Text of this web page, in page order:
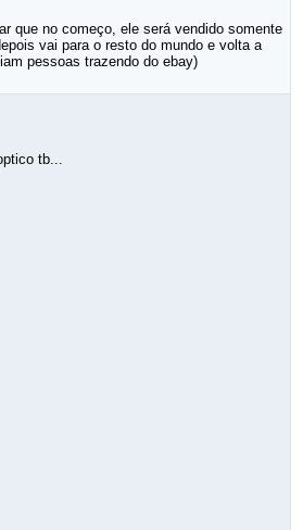
que no começo, ele será vendido somente
vai para o resto do mundo e volta a
pessoas trazendo do ebay)
tb...